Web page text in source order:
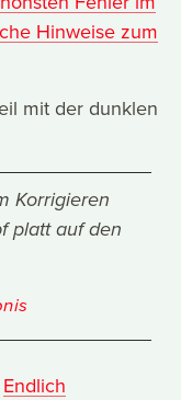
Hinweise zum
mit der dunklen
Korrigieren
platt auf den
Endlich